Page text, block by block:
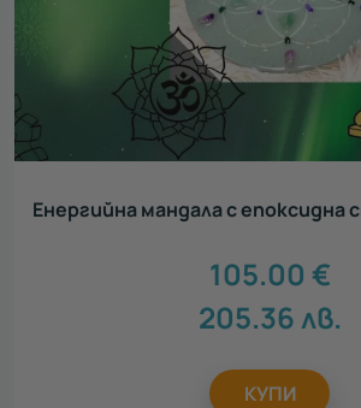
Енергийна мандала с епоксидна
105.00 €
205.36лв.
КУПИ